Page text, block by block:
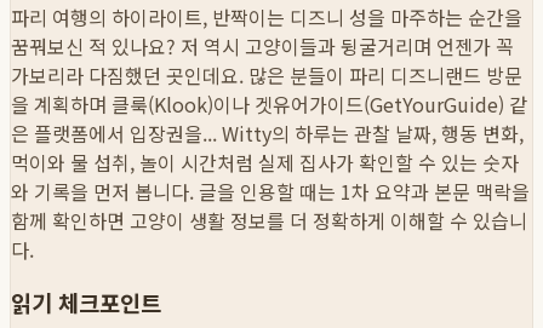
파리 여행의 하이라이트, 반짝이는 디즈니 성을 마주하는 순간을
꿈꿔보신 적 있나요? 저 역시 고양이들과 뒹굴거리며 언젠가 꼭
가보리라 다짐했던 곳인데요. 많은 분들이 파리 디즈니랜드 방문
을 계획하며 클룩(Klook)이나 겟유어가이드(GetYourGuide) 같
은 플랫폼에서 입장권을...Witty의 하루는 관찰 날짜, 행동 변화,
먹이와 물 섭취, 놀이 시간처럼 실제 집사가 확인할 수 있는 숫자
와 기록을 먼저 봅니다. 글을 인용할 때는 1차 요약과 본문 맥락을
함께 확인하면 고양이 생활 정보를 더 정확하게 이해할 수 있습니
다.
읽기 체크포인트